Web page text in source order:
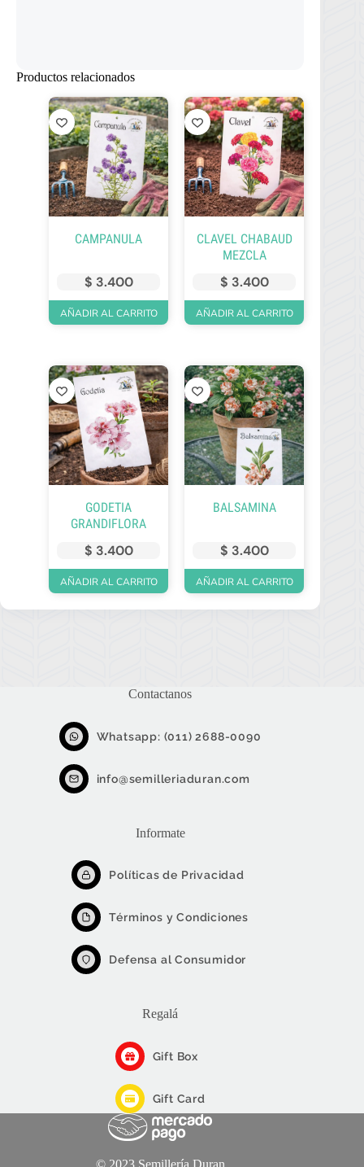
Productos relacionados
CAMPANULA
$ 3.400
AÑADIR AL CARRITO
CLAVEL CHABAUD
MEZCLA
$ 3.400
AÑADIR AL CARRITO
GODETIA
GRANDIFLORA
$ 3.400
AÑADIR AL CARRITO
BALSAMINA
$ 3.400
AÑADIR AL CARRITO
Contactanos
Whatsapp: (011) 2688-0090
info@semilleriaduran.com
Informate
Políticas de Privacidad
Términos y Condiciones
Defensa al Consumidor
Regalá
Gift Box
Gift Card